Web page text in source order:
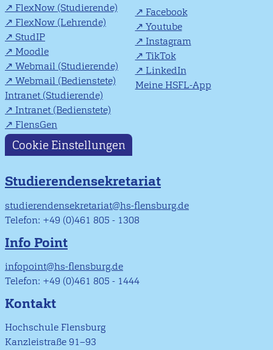
FlexNow (Studierende)
FlexNow (Lehrende)
StudIP
Moodle
Webmail (Studierende)
Webmail (Bedienstete)
Intranet (Studierende)
Intranet (Bedienstete)
FlensGen
Facebook
Youtube
Instagram
TikTok
LinkedIn
Meine HSFL-App
Cookie Einstellungen
Studierendensekretariat
studierendensekretariat@hs-flensburg.de
Telefon: +49 (0)461 805 - 1308
Info Point
infopoint@hs-flensburg.de
Telefon: +49 (0)461 805 - 1444
Kontakt
Hochschule Flensburg
Kanzleistraße 91–93